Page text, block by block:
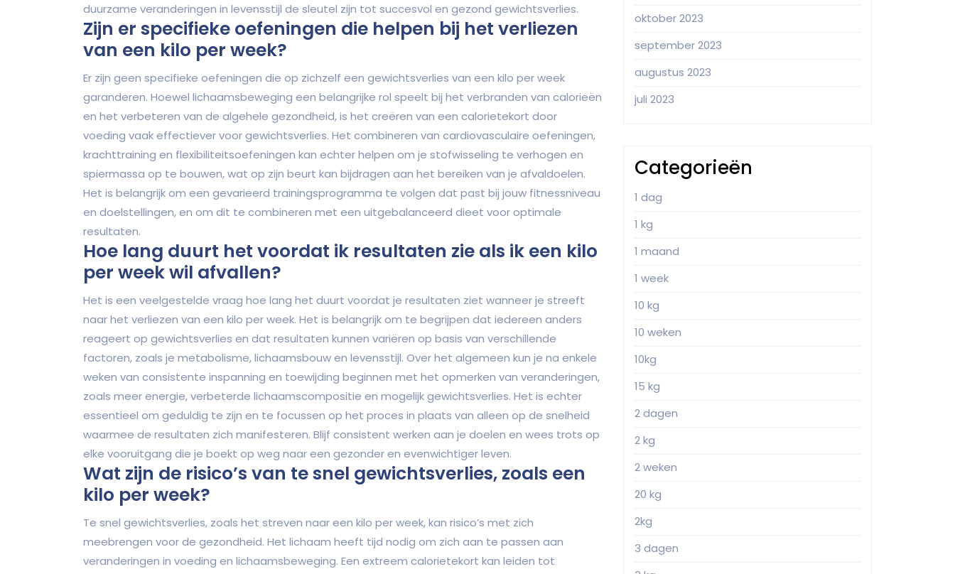
duurzame veranderingen in levensstijl de sleutel zijn tot succesvol en gezond gewichtsverlies.
Zijn er specifieke oefeningen die helpen bij het verliezen
van een kilo per week?
Er zijn geen specifieke oefeningen die op zichzelf een gewichtsverlies van een kilo per week
garanderen. Hoewel lichaamsbeweging een belangrijke rol speelt bij het verbranden van calorieën
en het verbeteren van de algehele gezondheid, is het creëren van een calorietekort door
voeding vaak effectiever voor gewichtsverlies. Het combineren van cardiovasculaire oefeningen,
krachttraining en flexibiliteitsoefeningen kan echter helpen om je stofwisseling te verhogen en
spiermassa op te bouwen, wat op zijn beurt kan bijdragen aan het bereiken van je afvaldoelen.
Het is belangrijk om een gevarieerd trainingsprogramma te volgen dat past bij jouw fitnessniveau
en doelstellingen, en om dit te combineren met een uitgebalanceerd dieet voor optimale
resultaten.
Hoe lang duurt het voordat ik resultaten zie als ik een kilo
per week wil afvallen?
Het is een veelgestelde vraag hoe lang het duurt voordat je resultaten ziet wanneer je streeft
naar het verliezen van een kilo per week. Het is belangrijk om te begrijpen dat iedereen anders
reageert op gewichtsverlies en dat resultaten kunnen variëren op basis van verschillende
factoren, zoals je metabolisme, lichaamsbouw en levensstijl. Over het algemeen kun je na enkele
weken van consistente inspanning en toewijding beginnen met het opmerken van veranderingen,
zoals meer energie, verbeterde lichaamscompositie en mogelijk gewichtsverlies. Het is echter
essentieel om geduldig te zijn en te focussen op het proces in plaats van alleen op de snelheid
waarmee de resultaten zich manifesteren. Blijf consistent werken aan je doelen en wees trots op
elke vooruitgang die je boekt op weg naar een gezonder en evenwichtiger leven.
Wat zijn de risico’s van te snel gewichtsverlies, zoals een
kilo per week?
Te snel gewichtsverlies, zoals het streven naar een kilo per week, kan risico’s met zich
meebrengen voor de gezondheid. Het lichaam heeft tijd nodig om zich aan te passen aan
veranderingen in voeding en lichaamsbeweging. Een extreem calorietekort kan leiden tot
oktober 2023
september 2023
augustus 2023
juli 2023
Categorieën
1 dag
1 kg
1 maand
1 week
10 kg
10 weken
10kg
15 kg
2 dagen
2 kg
2 weken
20 kg
2kg
3 dagen